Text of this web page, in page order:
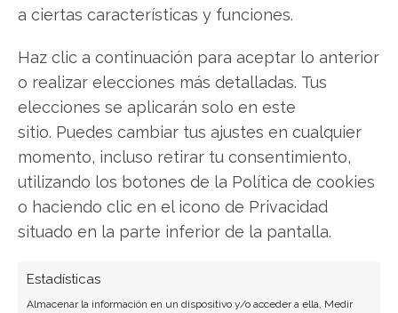
a ciertas características y funciones.
Haz clic a continuación para aceptar lo anterior
o realizar elecciones más detalladas. Tus
elecciones se aplicarán solo en este
sitio. Puedes cambiar tus ajustes en cualquier
momento, incluso retirar tu consentimiento,
utilizando los botones de la Política de cookies
o haciendo clic en el icono de Privacidad
situado en la parte inferior de la pantalla.
Estadísticas
Almacenar la información en un dispositivo y/o acceder a ella, Medir
Quantum eMotion: ¿Comprar o vender?
más aquí!
Quantum eMotion
Compartir este artículo
Facebook